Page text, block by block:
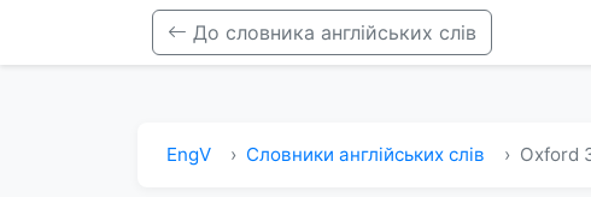
До словника англійських слів
EngV Словники англійських слів Oxford